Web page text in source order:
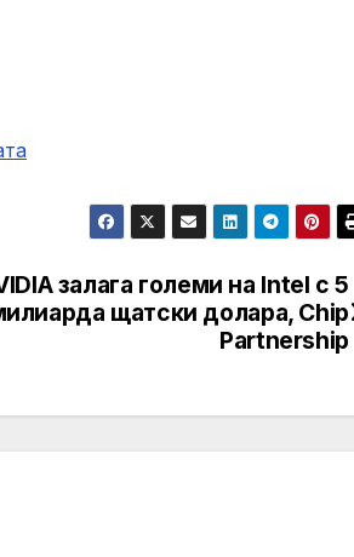
залага големи на Intel с 5
щатски долара, Chip
Partnership